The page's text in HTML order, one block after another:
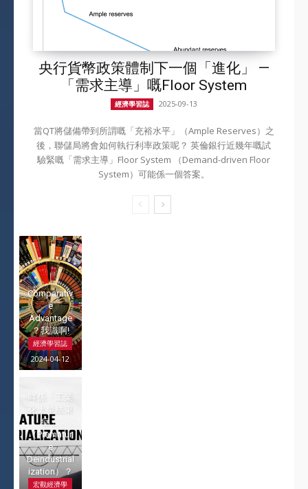
央行貨幣政策體制下一個「進化」 —
「需求主導」嘅Floor System
經濟學習誌 2025-09-13
當QT將儲備帶到所謂嘅「充裕水平」（Ample Reserves）之
後，聯儲局將會如何執行利率政策呢？ 英倫銀行近幾年嘅試
驗緊嘅「需求主導」Floor System （Demand-driven Floor
System）可能係一個答案。
Comparativ
e
Advantage
？我識啊!
經濟學習誌
2024-04-12
咩係「工業
化太早結束
症」
（Prematur
e
Deindustrial
ization）？
宏觀經濟學